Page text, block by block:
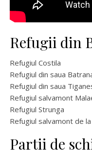
Refugii din
Refugiul Costila
Refugiul din saua
Refugiul din saua
Refugiul salvamont
Refugiul Strunga
Refugiul salvamont de
Partii de